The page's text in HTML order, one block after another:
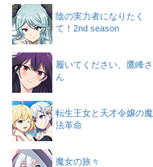
陰の実力者になりたく
て！2nd season
履いてください、鷹峰さ
ん
転生王女と天才令嬢の魔
法革命
魔女の旅々